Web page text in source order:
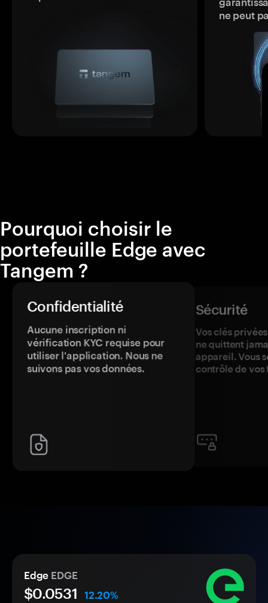
ne peut
Pourquoi choisir le
portefeuille Edge avec
Tangem ?
Confidentialité
Aucune inscription ni
vérification KYC requise pour
utiliser l'application. Nous ne
suivons pas vos données.
Sécurité
Vos clés
ne quittent
appareil. Vous
contrôle de vos
Edge EDGE
$0.0531
12.20%